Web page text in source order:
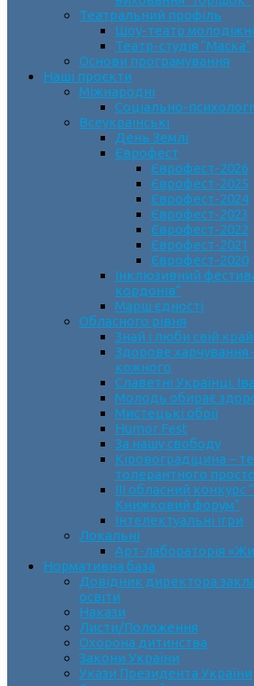
Театральний профіль
Шоу-театр
Театр-студія “Маска”
Основи програмування
Наші проєкти
Міжнародні
Соціально-
Всеукраїнські
День Землі
Єврофест
Єврофест-2026
Єврофест-2025
Єврофест-2024
Єврофест-2023
Єврофест-2022
Єврофест-2021
Єврофест-2020
Інклюзивний
кордонів”
Марш єдності
Обласного рівня
Знай і люби свій край
Здорове харчування
кожного
Славетні Українці.
Молодь обирає
Мистецькі обрії
Humor Fest
За нашу свободу
Кіровоградщина –
толерантного
ІII обласний конкурс
Книжковий форум”
Інтелектуальні ігри
Локальні
Арт-лабораторія
Нормативна база
Довідник директора
освіти
Накази
Листи/Положення
Охорона дитинства
Закони України
Укази Президента України